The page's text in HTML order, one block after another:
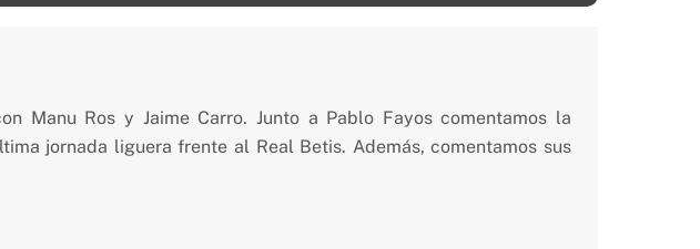
Manu Ros y Jaime Carro. Junto a Pablo Fayos comentamos la
jornada liguera frente al Real Betis. Además, comentamos sus